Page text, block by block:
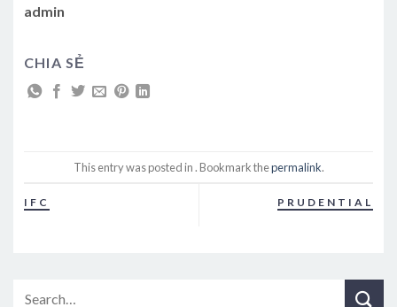
admin
CHIA SẺ
This entry was posted in . Bookmark thepermalink.
IFC PRUDENTIAL